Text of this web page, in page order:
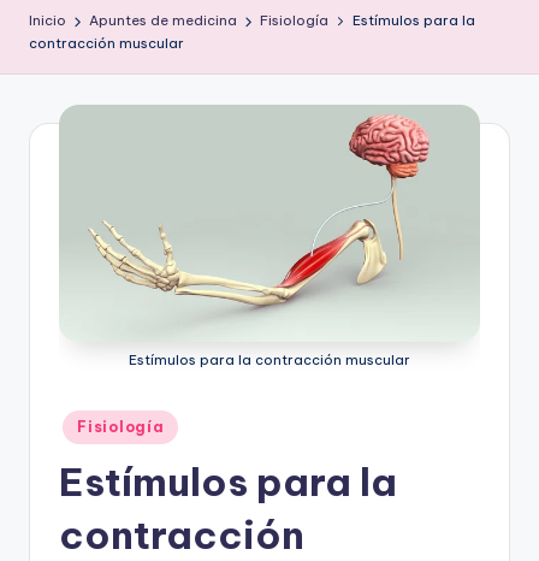
o
m
estudio,
Inicio Apuntes de medicina Fisiología
Estímulos para la
contracción muscular
Estímulos para la contracción muscular
Publicado
en
Fisiología
Estímulos para la
contracción